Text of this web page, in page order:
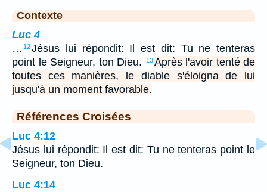
Contexte
Luc 4
… 12Jésus lui répondit: Il est dit: Tu ne tenteras
point le Seigneur, ton Dieu.
13 Après l'avoir tenté de
toutes ces manières, le diable s'éloigna de lui
jusqu'à un moment favorable.
Références Croisées
Luc 4:12
Jésus lui répondit: Il est dit: Tu ne tenteras point le
Seigneur, ton Dieu.
Luc 4:14